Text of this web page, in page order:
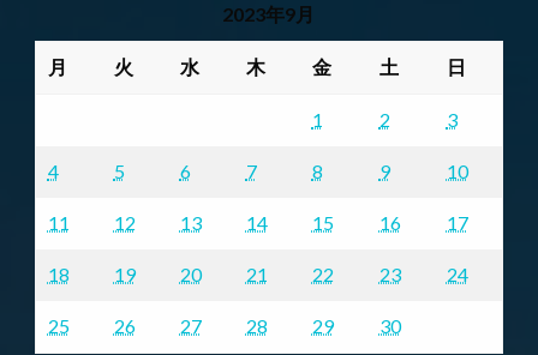
2023年9月
月 火 水 木 金 土 日
1 2 3
4 5 6 7 8 9 10
11 12 13 14 15 16 17
18 19 20 21 22 23 24
25 26 27 28 29 30